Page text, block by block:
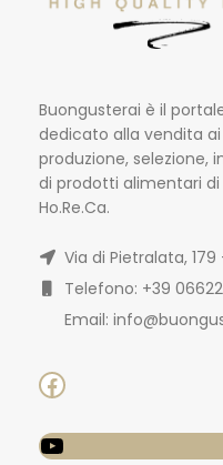
Buongusterai è il
dedicato alla vendita
produzione, selezione,
di prodotti alimentari
Ho.Re.Ca.
Via di Pietralata, 179
Telefono: +39
Email: